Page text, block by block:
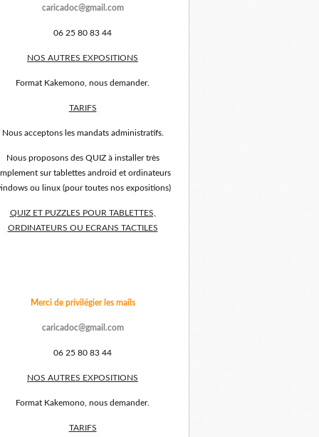
caricadoc@gmail.com
06 25 80 83 44
NOS AUTRES EXPOSITIONS
Format Kakemono, nous demander.
TARIFS
Nous acceptons les mandats administratifs.
Nous proposons des QUIZ à installer très
sur tablettes android et ordinateurs
ou linux (pour toutes nos expositions)
QUIZ ET PUZZLES POUR TABLETTES,
ORDINATEURS OU ECRANS TACTILES
Merci de privilégier les mails
caricadoc@gmail.com
06 25 80 83 44
NOS AUTRES EXPOSITIONS
Format Kakemono, nous demander.
TARIFS